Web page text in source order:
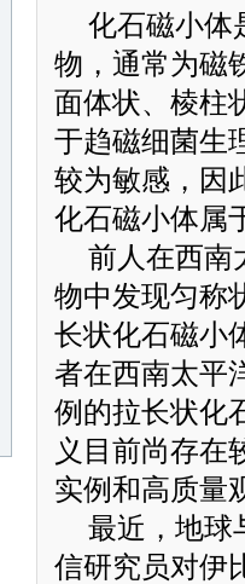
化石磁小体
物，通常为磁
面体状、棱柱
于趋磁细菌生
较为敏感，因
化石磁小体属
前人在西南
物中发现匀称
长状化石磁小
者在西南太平
例的拉长状化
义目前尚存在
实例和高质量
最近，地球
信研究员对伊